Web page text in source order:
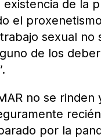
de la
el
sexual
de los
no se
por la